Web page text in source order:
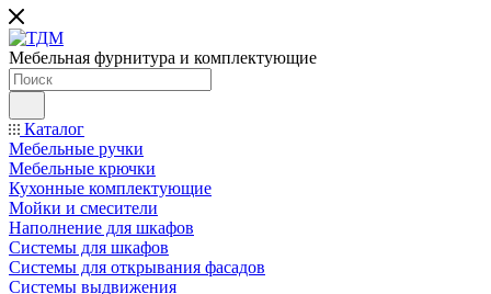
Мебельная фурнитура и комплектующие
Каталог
Мебельные ручки
Мебельные крючки
Кухонные комплектующие
Мойки и смесители
Наполнение для шкафов
Cистемы для шкафов
Системы для открывания фасадов
Системы выдвижения